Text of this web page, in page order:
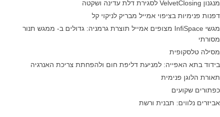
מנגנון VelvetClosing לסגירת דלת עדינה ושקטה
דפנות פנימיות בציפוי אמייל מבריק לניקוי קל
מגשי InfiSpace מצופים אמייל תוצרת גרמניה: גדולים ב- ממגש תנור
מסורתי
מסילה טלסקופית
בידוד בתא האפייה: למניעת דליפת חום ולהפחתת צריכת האנרגיה
תאורת הלוגן פנימית
כפתורים שקועים
אביזרים נלווים: תבנית ורשת